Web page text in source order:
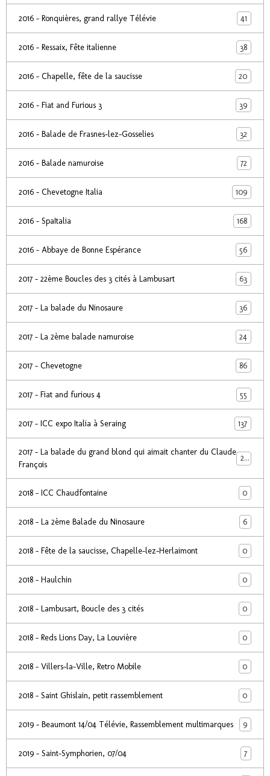
2016 - Ronquières, grand rallye Télévie 41
2016 - Ressaix, Fête italienne 38
2016 - Chapelle, fête de la saucisse 20
2016 - Fiat and Furious 3 39
2016 - Balade de Frasnes-lez-Gosselies 32
2016 - Balade namuroise 72
2016 - Chevetogne Italia 109
2016 - SpaItalia 168
2016 - Abbaye de Bonne Espérance 56
2017 - 22ème Boucles des 3 cités à Lambusart 63
2017 - La balade du Ninosaure 36
2017 - La 2ème balade namuroise 24
2017 - Chevetogne 86
2017 - Fiat and furious 4 55
2017 - ICC expo Italia à Seraing 137
2017 - La balade du grand blond qui aimait chanter du Claude
François
24
2018 - ICC Chaudfontaine 0
2018 - La 2ème Balade du Ninosaure 6
2018 - Fête de la saucisse, Chapelle-lez-Herlaimont 0
2018 - Haulchin 0
2018 - Lambusart, Boucle des 3 cités 0
2018 - Reds Lions Day, La Louvière 0
2018 - Villers-la-Ville, Retro Mobile 0
2018 - Saint Ghislain, petit rassemblement 0
2019 - Beaumont 14/04 Télévie, Rassemblement multimarques 9
2019 - Saint-Symphorien, 07/04 7